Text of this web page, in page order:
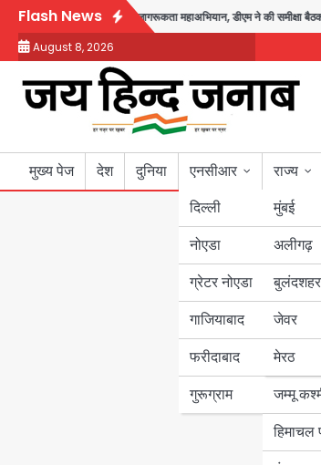
Skip
content
Flash News
तक चलेगा जन-जागरूकता महाअभियान, डीएम ने की समीक्षा बैठक
August 8, 2026
मुख्य पेज देश दुनिया
एनसीआर
दिल्ली
नोएडा
ग्रेटर नोएडा
गाजियाबाद
फरीदाबाद
गुरूग्राम
राज्य
मुंबई
उत्तर प्रदेश
अलीगढ़
बुलंदशहर
जेवर
मेरठ
बिहार
पंजाब
हरियाणा
जम्मू
हिमाचल